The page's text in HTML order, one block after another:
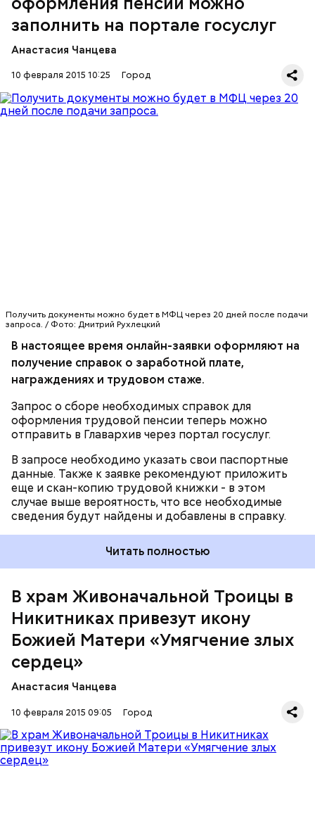
заполнить на портале госуслуг
Анастасия Чанцева
10 февраля 2015 10:25 Город
Получить документы можно будет в МФЦ через 20 дней после подачи
запроса. / Фото: Дмитрий Рухлецкий
В настоящее время онлайн-заявки оформляют на
получение справок о заработной плате,
награждениях и трудовом стаже.
Запрос о сборе необходимых справок для
оформления трудовой пенсии теперь можно
отправить в Главархив через портал госуслуг.
В запросе необходимо указать свои паспортные
данные. Также к заявке рекомендуют приложить
еще и скан-копию трудовой книжки - в этом
случае выше вероятность, что все необходимые
сведения будут найдены и добавлены в справку.
оформления трудовой пенсии можноЗДЕСЬ
Читать полностью
В храм Живоначальной Троицы в
Никитниках привезут икону
Божией Матери «Умягчение злых
сердец»
Анастасия Чанцева
10 февраля 2015 09:05 Город